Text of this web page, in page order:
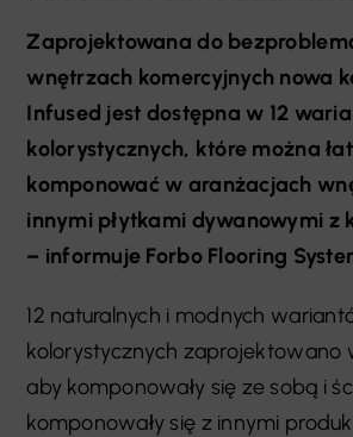
Zaprojektowana do
wnętrzach komercyjnych nowa
Infused jest dostępna w 12
kolorystycznych, które można
komponować w aranżacjach
innymi płytkami dywanowymi z
– informuje Forbo Flooring
12 naturalnych i modnych
kolorystycznych zaprojektowano
aby komponowały się ze sobą i
komponowały się z innymi